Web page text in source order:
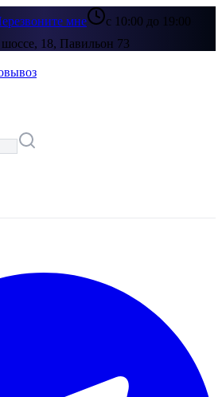
мне
с 10:00 до 19:00
18, Павильон 73